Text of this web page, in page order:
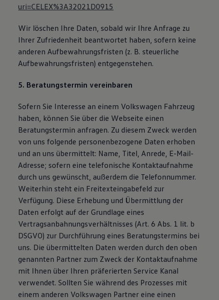
uri=CELEX%3A32021D0915
Wir löschen Ihre Daten, sobald wir Ihre Anfrage zu
Ihrer Zufriedenheit beantwortet haben, sofern keine
anderen Aufbewahrungsfristen (z. B. steuerliche
Aufbewahrungsfristen) entgegenstehen.
5. Beratungstermin vereinbaren
Sofern Sie Interesse an einem Volkswagen Fahrzeug
haben, können Sie über die Webseite einen
Beratungstermin anfragen. Zu diesem Zweck werden
von uns folgende personenbezogene Daten erhoben
und an uns übermittelt: Name, Titel, Anrede, E-Mail-
Adresse; sofern eine telefonische Kontaktaufnahme
durch uns gewünscht, außerdem die Telefonnummer.
Weiterhin steht ein Freitexteingabefeld zur
Verfügung. Diese Erhebung und Übermittlung der
Daten erfolgt auf der Grundlage eines
Vertragsanbahnungsverhältnisses (Art. 6 Abs. 1 lit. b
DSGVO) zur Durchführung eines Beratungstermins bei
uns. Die übermittelten Daten werden durch den oben
genannten Partner zum Zweck der Kontaktaufnahme
mit Ihnen über Ihren präferierten Service Kanal
verwendet. Sollten Sie während des Prozesses mit
einem anderen Volkswagen Partner eine einen